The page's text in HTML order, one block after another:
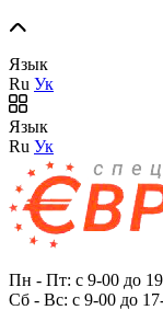
Язык
Ru Ук
Язык
Ru Ук
Пн - Пт: с 9-00 до
Сб - Вс: с 9-00 до